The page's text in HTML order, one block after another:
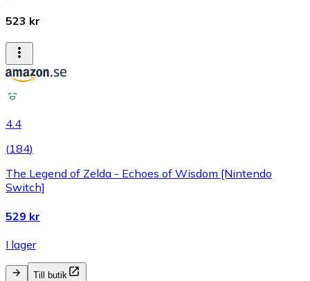
523 kr
4.4
(184)
The Legend of Zelda - Echoes of Wisdom [Nintendo
Switch]
529 kr
I lager
Till butik